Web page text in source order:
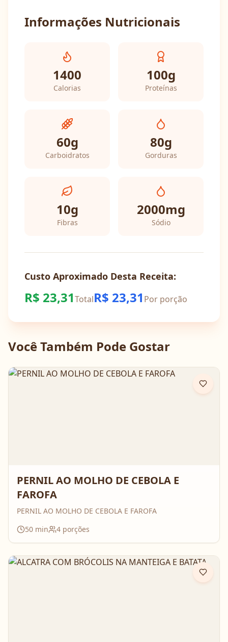
Informações Nutricionais
1400
Calorias
100g
Proteínas
60g
Carboidratos
80g
Gorduras
10g
Fibras
2000mg
Sódio
Custo Aproximado Desta Receita:
R$ 23,31TotalR$ 23,31 Por porção
Você Também Pode Gostar
PERNIL AO MOLHO DE CEBOLA E
FAROFA
PERNIL AO MOLHO DE CEBOLA E FAROFA
50 min 4 porções